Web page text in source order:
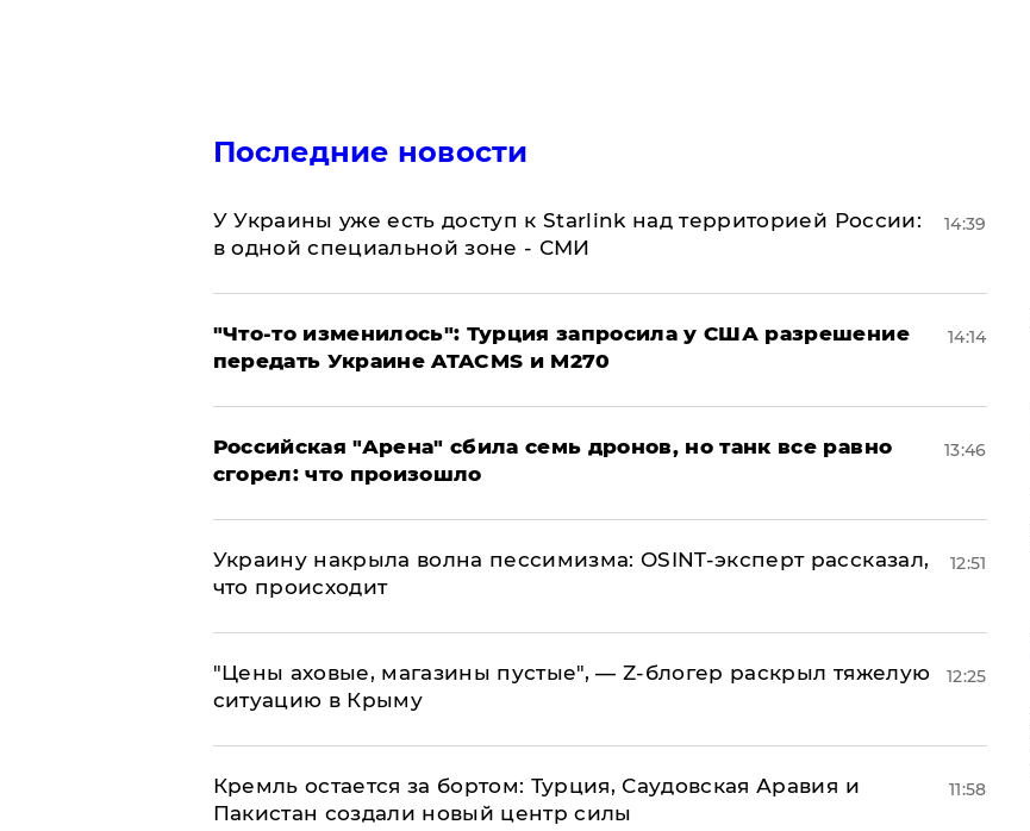
Последние новости
У Украины уже есть доступ к Starlink над территорией России:
в одной специальной зоне - СМИ
14:39
​"Что-то изменилось": Турция запросила у США разрешение
передать Украине ATACMS и M270
14:14
​Российская "Арена" сбила семь дронов, но танк все равно
сгорел: что произошло
13:46
​Украину накрыла волна пессимизма: OSINT-эксперт рассказал,
что происходит
12:51
​"Цены аховые, магазины пустые", — Z-блогер раскрыл тяжелую
ситуацию в Крыму
12:25
​Кремль остается за бортом: Турция, Саудовская Аравия и
Пакистан создали новый центр силы
11:58